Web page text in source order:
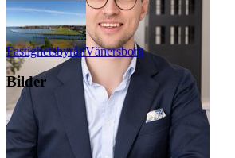
FastighetsbyrånVänersborg
Bilder